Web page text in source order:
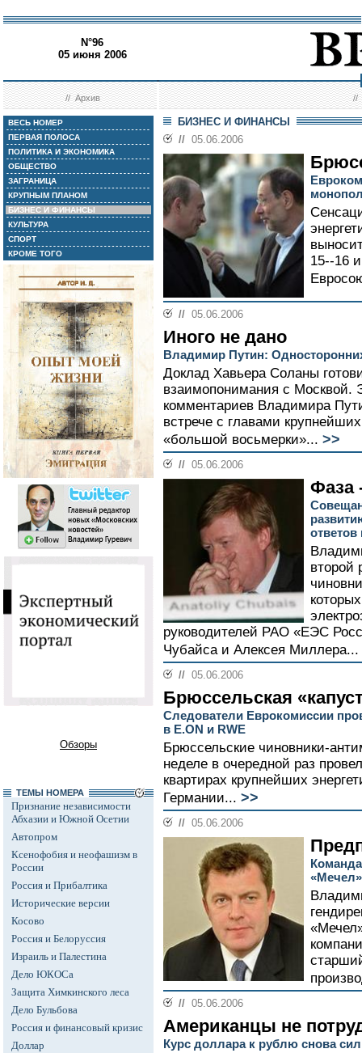
N°96
05 июня 2006
//Архив //
ВЕСЬ НОМЕР
ПЕРВАЯ ПОЛОСА
ПОЛИТИКА И ЭКОНОМИКА
ОБЩЕСТВО
ЗАГРАНИЦА
КРУПНЫМ ПЛАНОМ
БИЗНЕС И ФИНАНСЫ
КУЛЬТУРА
СПОРТ
КРОМЕ ТОГО
Обзоры
ТЕМЫ НОМЕРА
Признание независимости
Абхазии и Южной Осетии
Автопром
Ксенофобия и неофашизм в
России
Россия и Прибалтика
Исторические версии
Косово
Россия и Белоруссия
Израиль и Палестина
Дело ЮКОСа
Защита Химкинского леса
Дело Бульбова
Россия и финансовый кризис
Доллар
БИЗНЕС И ФИНАНСЫ
// 05.06.2006
15--16
// 05.06.2006
Иного не дано
Владимир Путин:
Доклад Хавьера Соланы
взаимопонимания с Москвой.
комментариев Владимира
встрече с главами
«большой восьмерки»... >>
// 05.06.2006
Фаза
второй
руководителей РАО «ЕЭС
Чубайса и Алексея Миллера...
// 05.06.2006
Брюссельская
Следователи Еврокомиссии
в E.ON и RWE
Брюссельские чиновники-
неделе в очередной раз
квартирах крупнейших
Германии... >>
// 05.06.2006
«Мечел»
// 05.06.2006
Американцы не
Курс доллара к рублю снова